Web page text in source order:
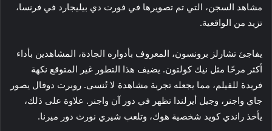
مشاهد السجن، التي تم تصويرها في فورت دي بيليجارد في فرنسا،
تزيد من الواقعية.
يفاجئ تشارلز برونسون، المعروف بأدواره الجادة، المشاهدين بأداء
أكثر مرحًا مثل نيك كولتون. يضيف هذا التطور غير المتوقع نكهة
فريدة للفيلم، مما يجعله تجربة مشاهدة لا تُنسى. روبرت دوفال يصور
جاي واجنر، وجيل أيرلندا تظهر في دور آن واجنر. علاوة على ذلك،
يأخذ راندي كويد شخصية هوك، وتلعب شيري نورث دور ميرنا.